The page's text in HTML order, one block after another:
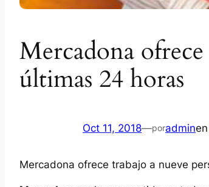
Mercadona ofrece
últimas 24 horas
Oct 11, 2018—poradminen
Mercadona ofrece trabajo a nueve